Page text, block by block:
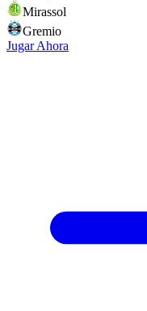
Mirassol
Gremio
Jugar Ahora